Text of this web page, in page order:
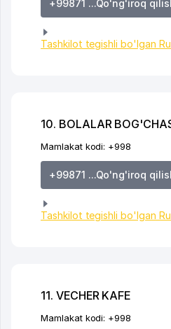
+99871 ...Qo'ng'iroq
Tashkilot tegishli bo'lgan
10. BOLALAR
Mamlakat kodi: +998
+99871 ...Qo'ng'iroq
Tashkilot tegishli bo'lgan
11. VECHER KAFE
Mamlakat kodi: +998